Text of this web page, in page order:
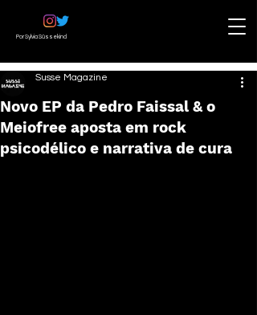
Por Sylvia Süssekind
Novo EP da Pedro Faissal & o
Meiofree aposta em rock
psicodélico e narrativa de cura
Susse Magazine